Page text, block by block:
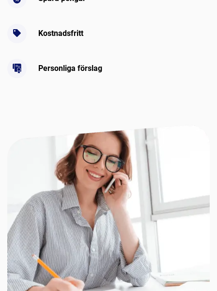
Kostnadsfritt
Personliga förslag